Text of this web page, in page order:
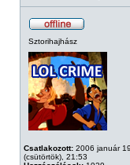
Sztorihajhász
Csatlakozott: 2006 január 19
(csütörtök), 21:53